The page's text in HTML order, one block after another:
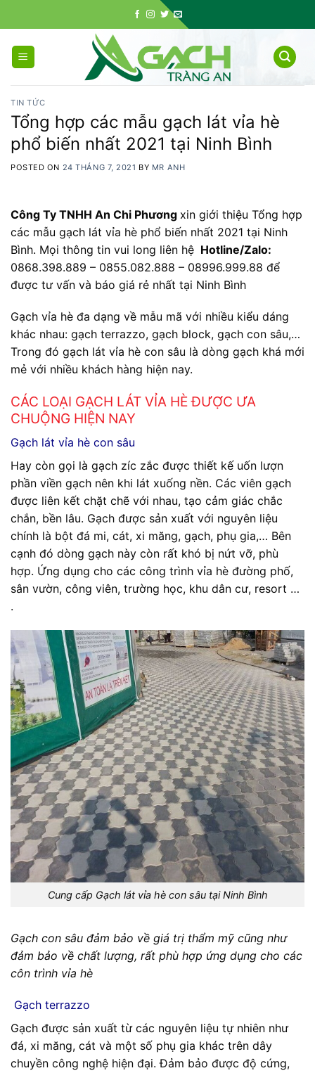
to
content
TIN TỨC
Tổng hợp các mẫu gạch lát vỉa hè
phổ biến nhất 2021 tại Ninh Bình
POSTED ON 24 THÁNG 7, 2021 BY MR ANH
Công Ty TNHH An Chi Phương xin giới thiệu Tổng hợp
các mẫu gạch lát vỉa hè phổ biến nhất 2021 tại Ninh
Bình. Mọi thông tin vui long liên hệ Hotline/Zalo:
0868.398.889 – 0855.082.888 – 08996.999.88 để
được tư vấn và báo giá rẻ nhất tại Ninh Bình
Gạch vỉa hè đa dạng về mẫu mã với nhiều kiểu dáng
khác nhau: gạch terrazzo, gạch block, gạch con sâu,…
Trong đó gạch lát vỉa hè con sâu là dòng gạch khá mới
mẻ với nhiều khách hàng hiện nay.
CÁC LOẠI GẠCH LÁT VỈA HÈ ĐƯỢC ƯA
CHUỘNG HIỆN NAY
Gạch lát vỉa hè con sâu
Hay còn gọi là gạch zíc zắc được thiết kế uốn lượn
phần viền gạch nên khi lát xuống nền. Các viên gạch
được liên kết chặt chẽ với nhau, tạo cảm giác chắc
chắn, bền lâu. Gạch được sản xuất với nguyên liệu
chính là bột đá mi, cát, xi măng, gạch, phụ gia,… Bên
cạnh đó dòng gạch này còn rất khó bị nứt vỡ, phù
hợp. Ứng dụng cho các công trình vỉa hè đường phố,
sân vườn, công viên, trường học, khu dân cư, resort …
.
Cung cấp Gạch lát vỉa hè con sâu tại Ninh Bình
Gạch con sâu đảm bảo về giá trị thẩm mỹ cũng như
đảm bảo về chất lượng, rất phù hợp ứng dụng cho các
côn trình vỉa hè
Gạch terrazzo
Gạch được sản xuất từ các nguyên liệu tự nhiên như
đá, xi măng, cát và một số phụ gia khác trên dây
chuyền công nghệ hiện đại. Đảm bảo được độ cứng,